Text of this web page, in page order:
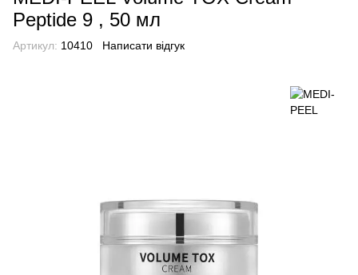
Peptide 9 , 50 мл
Артикул: 10410 Написати відгук